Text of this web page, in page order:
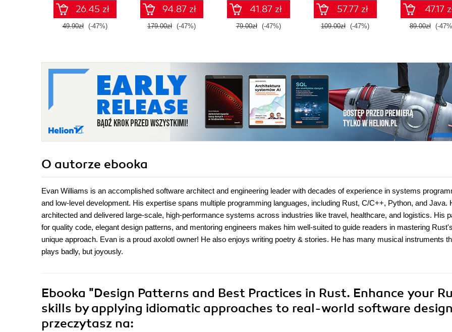
26.45 zł
49.90zł (-47%)
94.87 zł
179.00zł (-47%)
41.87 zł
79.00zł (-47%)
57.77 zł
109.00zł (-47%)
47.17
89.00zł (-
O autorze ebooka
Evan Williams is an accomplished software architect and engineering leader with decades of experience in systems
and low-level development. His expertise spans multiple programming languages, including Rust, C/C++, Python, and Java.
architected and delivered large-scale, high-performance systems across industries like travel, healthcare, and logistics. His
for quality code, elegant design patterns, and mentoring engineers makes him well-suited to guide readers in mastering Rust's
unique approach. Evan is a proud axolotl owner! He also enjoys writing poetry & stories. He has many musical instruments
plays badly, but joyously.
Ebooka "Design Patterns and Best Practices in Rust. Enhance your
skills by applying idiomatic approaches to real-world software
przeczytasz na: